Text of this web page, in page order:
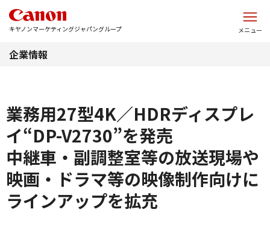
キヤノンマーケティングジャパングループ メニュー
企業情報
業務用27型4K／HDRディスプレ
イ“DP-V2730”を発売
中継車・副調整室等の放送現場や
映画・ドラマ等の映像制作向けに
ラインアップを拡充